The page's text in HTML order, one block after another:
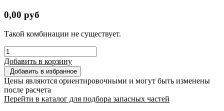
0,00 руб
Такой комбинации не существует.
Добавить в корзину
Добавить в избранное
Цены являются ориентировочными и могут быть изменены
после расчета
Перейти в каталог для подбора запасных частей